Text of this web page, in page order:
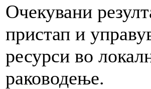
Очекувани
пристап и
ресурси во
раководење.